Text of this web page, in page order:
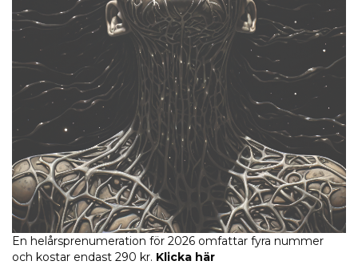
En helårsprenumeration för 2026 omfattar fyra nummer
och kostar endast 290 kr. Klicka här